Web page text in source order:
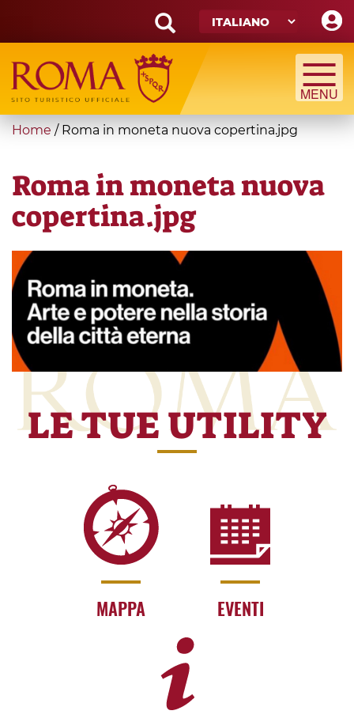
main
content
Search
form
Cerca
You
here
Home / Roma in moneta nuova copertina.jpg
Roma in moneta nuova
copertina.jpg
LE TUE UTILITY
MAPPA EVENTI